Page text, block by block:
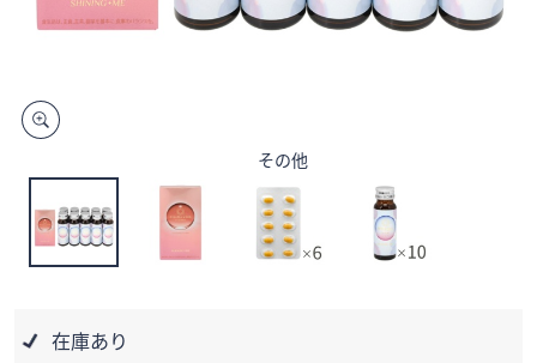
チ
イ
ス
に
イ
その他
在庫あり